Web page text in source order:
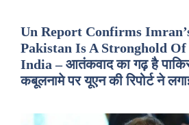
Un Report Confirms
Pakistan Is A Stronghold
India – आतंकवाद का गढ़ है
कबूलनामे पर यूएन की रिपोर्ट ने